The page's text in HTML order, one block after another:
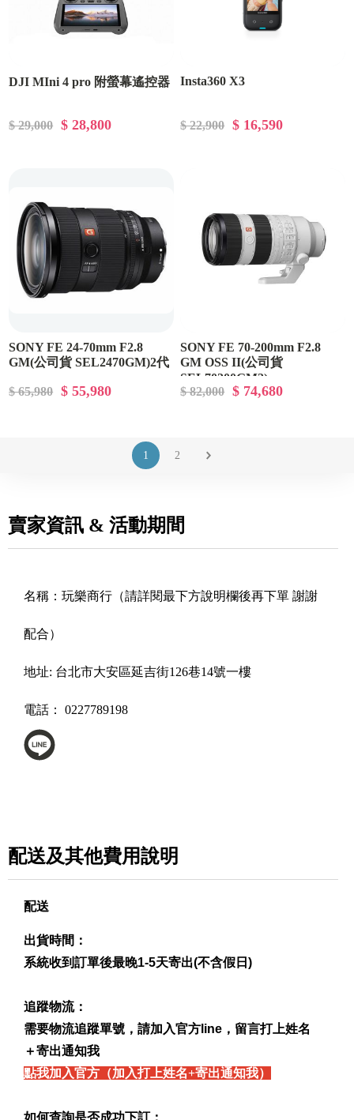
DJI MIni 4 pro 附螢幕遙控器
$ 29,000 $ 28,800
Insta360 X3
$ 22,900 $ 16,590
SONY FE 24-70mm F2.8
GM(公司貨 SEL2470GM)2代
$ 65,980 $ 55,980
SONY FE 70-200mm F2.8
GM OSS II(公司貨
SEL70200GM2)
$ 82,000
$ 74,680
1 2
賣家資訊 & 活動期間
名稱： 玩樂商行（請詳閱最下方說明欄後再下單 謝謝
配合）
地址: 台北市大安區延吉街126巷14號一樓
電話： 0227789198
配送及其他費用說明
配送
出貨時間：
系統收到訂單後最晚1-5天寄出(不含假日)
追蹤物流：
需要物流追蹤單號，請加入官方line，留言打上姓名
＋寄出通知我
點我加入官方（加入打上姓名+寄出通知我）
如何查詢是否成功下訂：